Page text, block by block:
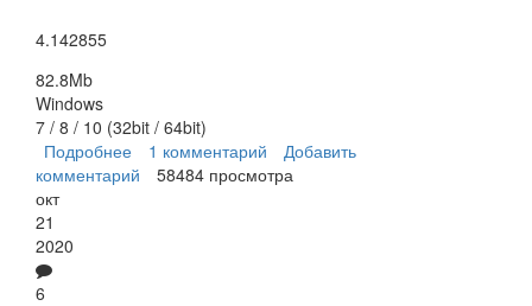
4.142855
82.8Mb
Windows
7 / 8 / 10 (32bit / 64bit)
Подробнее о 360 Total Security
1 комментарий
Добавить
комментарий
58484 просмотра
окт
21
2020
6